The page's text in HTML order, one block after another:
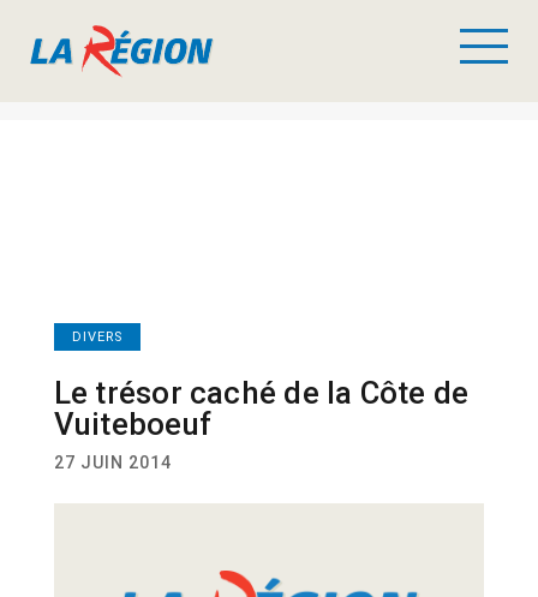
DIVERS
Le trésor caché de la Côte de
Vuiteboeuf
27 JUIN 2014